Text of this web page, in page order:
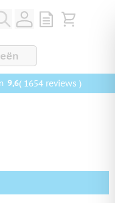
View quote,
Bekijk
9,6( 1654 reviews )